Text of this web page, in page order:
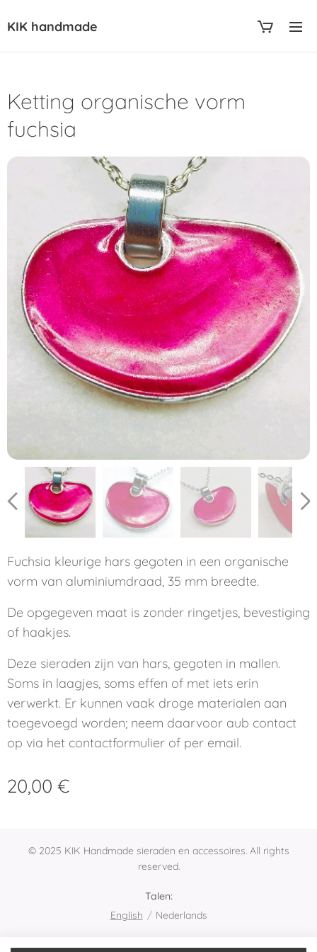
KIK handmade
Ketting organische vorm
fuchsia
Fuchsia kleurige hars gegoten in een organische
vorm van aluminiumdraad, 35 mm breedte.
De opgegeven maat is zonder ringetjes, bevestiging
of haakjes.
Deze sieraden zijn van hars, gegoten in mallen.
Soms in laagjes, soms effen of met iets erin
verwerkt. Er kunnen vaak droge materialen aan
toegevoegd worden; neem daarvoor aub contact
op via het contactformulier of per email.
20,00 €
© 2025 KIK Handmade sieraden en accessoires. All rights
reserved.
Talen
English
Nederlands